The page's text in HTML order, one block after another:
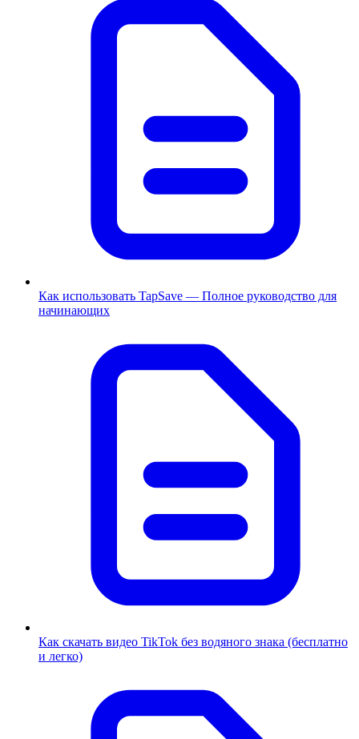
Как использовать TapSave — Полное руководство для
начинающих
Как скачать видео TikTok без водяного знака (бесплатно
и легко)